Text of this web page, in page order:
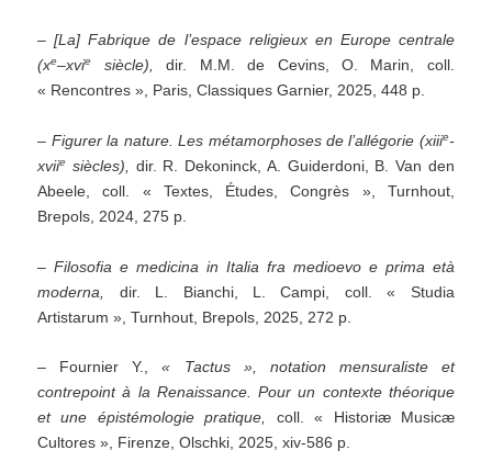
–[La] Fabrique de l’espace religieux en Europe centrale
(xe–xvie siècle),
dir. M.M. de Cevins, O. Marin, coll.
« Rencontres », Paris, Classiques Garnier, 2025, 448 p.
– Figurer la nature. Les métamorphoses de l’allégorie (xiiie-
xviie siècles),
dir. R. Dekoninck, A. Guiderdoni, B. Van den
Abeele, coll. « Textes, Études, Congrès », Turnhout,
Brepols, 2024, 275 p.
–Filosofia e medicina in Italia fra medioevo e prima età
moderna,
dir. L. Bianchi, L. Campi, coll. « Studia
Artistarum », Turnhout, Brepols, 2025, 272 p.
– Fournier Y.,«
Tactus », notation mensuraliste et
contrepoint à la Renaissance. Pour un contexte théorique
et une épistémologie pratique, coll. « Historiæ Musicæ
Cultores », Firenze, Olschki, 2025, xiv-586 p.